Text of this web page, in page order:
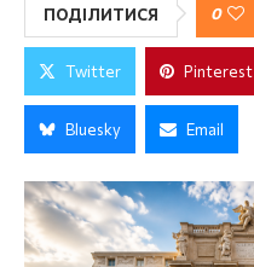
ПОДІЛИТИСЯ 0
Twitter Pinterest
Bluesky Email